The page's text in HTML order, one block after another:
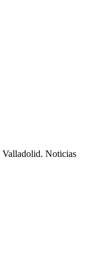
Valladolid. Noticias